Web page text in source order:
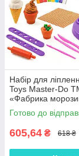
Набір для
Toys Master-Do
«Фабрика
формочками
Готово до
605,64 ₴ 618 ₴